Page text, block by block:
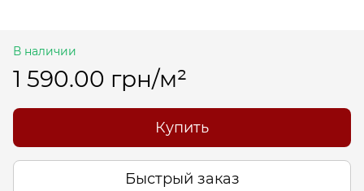
В наличии
1 590.00 грн/м²
Купить
Быстрый заказ